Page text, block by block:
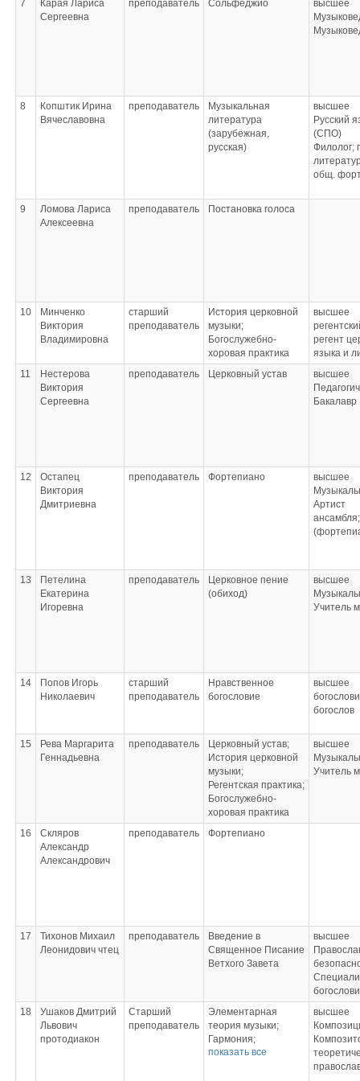
7
Карая Лариса
Сергеевна
преподаватель Сольфеджио
высшее
8
Копштик Ирина
Вячеславовна
преподаватель
Музыкальная
литература
(зарубежная,
русская)
высшее
Русский
(СПО)
Филолог;
общ.
9
Ломова Лариса
Алексеевна
преподаватель Постановка голоса
10
Минченко
Виктория
Владимировна
старший
преподаватель
История церковной
музыки;
Богослужебно-
хоровая практика
высшее
регент
языка и
11
Нестерова
Виктория
Сергеевна
преподаватель Церковный устав
высшее
Бакалавр
12
Остапец
Виктория
Дмитриевна
преподаватель Фортепиано
высшее
Артист
13
Петелина
Екатерина
Игоревна
преподаватель
Церковное пение
(обиход)
высшее
Учитель
14
Попов Игорь
Николаевич
старший
преподаватель
Нравственное
богословие
высшее
богослов
15
Рева Маргарита
Геннадьевна
преподаватель
Церковный устав;
История церковной
музыки;
Регентская практика;
Богослужебно-
хоровая практика
высшее
Учитель
16
Скляров
Александр
Александрович
преподаватель Фортепиано
17
Тихонов Михаил
Леонидович чтец
преподаватель
Введение в
Священное Писание
Ветхого Завета
высшее
18
Ушаков Дмитрий
Львович
протодиакон
Старший
преподаватель
Элементарная
теория музыки;
Гармония;
Анализ
показать все
высшее